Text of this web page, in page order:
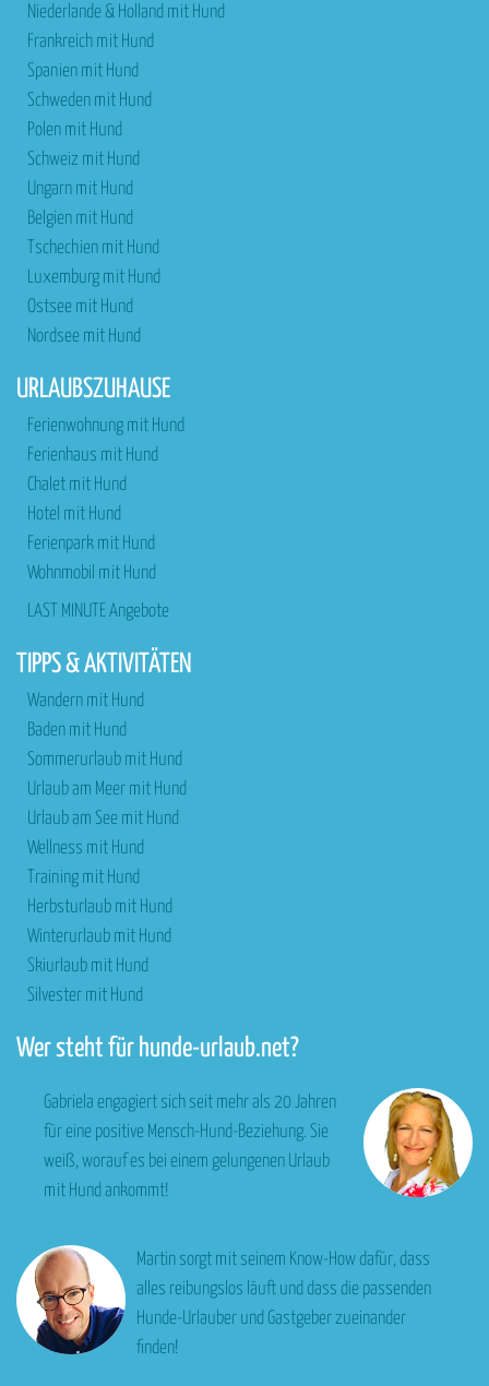
Niederlande & Holland mit Hund
Frankreich mit Hund
Spanien mit Hund
Schweden mit Hund
Polen mit Hund
Schweiz mit Hund
Ungarn mit Hund
Belgien mit Hund
Tschechien mit Hund
Luxemburg mit Hund
Ostsee mit Hund
Nordsee mit Hund
URLAUBSZUHAUSE
Ferienwohnung mit Hund
Ferienhaus mit Hund
Chalet mit Hund
Hotel mit Hund
Ferienpark mit Hund
Wohnmobil mit Hund
LAST MINUTE Angebote
TIPPS & AKTIVITÄTEN
Wandern mit Hund
Baden mit Hund
Sommerurlaub mit Hund
Urlaub am Meer mit Hund
Urlaub am See mit Hund
Wellness mit Hund
Training mit Hund
Herbsturlaub mit Hund
Winterurlaub mit Hund
Skiurlaub mit Hund
Silvester mit Hund
Wer steht für hunde-urlaub.net?
Gabriela engagiert sich seit mehr als 20 Jahren
für eine positive Mensch-Hund-Beziehung. Sie
weiß, worauf es bei einem gelungenen Urlaub
mit Hund ankommt!
Martin sorgt mit seinem Know-How dafür, dass
alles reibungslos läuft und dass die passenden
Hunde-Urlauber und Gastgeber zueinander
finden!